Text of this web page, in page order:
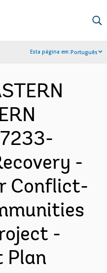
Esta página em:Português
-
Conflict-
-
Plan